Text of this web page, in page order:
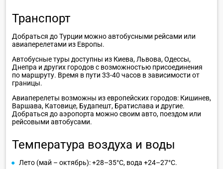
Транспорт
Добраться до Турции можно автобусными рейсами или
авиаперелетами из Европы.
Автобусные туры доступны из Киева, Львова, Одессы,
Днепра и других городов с возможностью присоединения
по маршруту. Время в пути 33-40 часов в зависимости от
границы.
Авиаперелеты возможны из европейских городов: Кишинев,
Варшава, Катовице, Будапешт, Братислава и другие.
Добраться до аэропорта можно своим авто, поездом или
рейсовыми автобусами.
Температура воздуха и воды
Лето (май – октябрь): +28–35°C, вода +24–27°C.